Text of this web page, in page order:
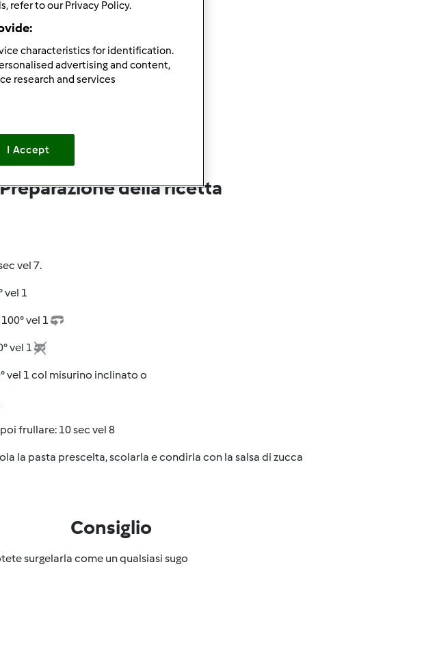
facile
Preparazione della ricetta
vel 7.
vel 1
vel 1
vel 1
vel 1 col misurino inclinato o
frullare: 10 sec vel 8
la pasta prescelta, scolarla e condirla con la salsa di zucca
Consiglio
surgelarla come un qualsiasi sugo
refer to our Privacy Policy.
characteristics for identification.
advertising and content,
research and services
I Accept